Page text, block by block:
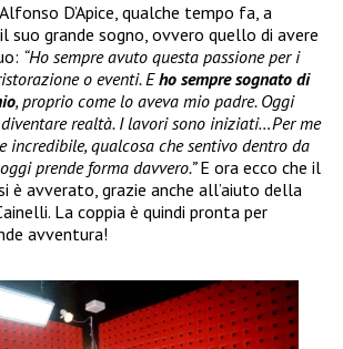
D’Apice, qualche tempo fa, a
suo grande sogno, ovvero quello di avere
“Ho sempre avuto questa passione per i
o eventi. Eho sempre sognato di
, proprio come lo aveva mio padre. Oggi
realtà. I lavori sono iniziati…Per me
incredibile, qualcosa che sentivo dentro da
prende forma davvero.”E ora ecco che il
è avverato, grazie anche all’aiuto della
La coppia è quindi pronta per
avventura!